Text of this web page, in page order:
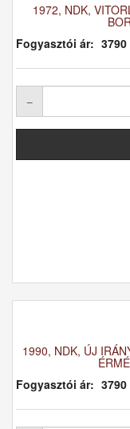
1972, NDK,
Fogyasztói ár:
1990, NDK, ÚJ
Fogyasztói ár: